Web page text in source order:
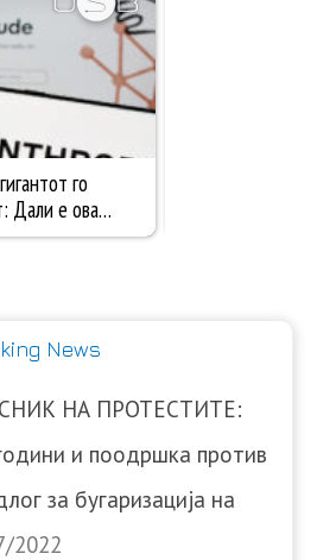
News
НА ПРОТЕСТИТЕ:
и поодршка против
за бугаризација на
2022